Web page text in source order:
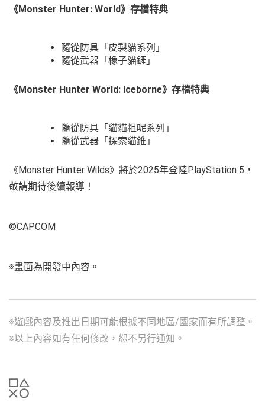
《Monster Hunter: World》存檔特典
隨從防具「皮製貓系列」
隨從武器「橡子貓鏟」
《Monster Hunter World: Iceborne》存檔特典
隨從防具「貓貓粗呢系列」
隨從武器「探索貓錐」
《Monster Hunter Wilds》將於2025年登陸PlayStation 5，
敬請期待後續報導！
©CAPCOM
※畫面為開發中內容。
※遊戲內容及推出日期可能根據不同地區/國家而有所調整。
※以上內容如有任何修改，恕不另行通知。